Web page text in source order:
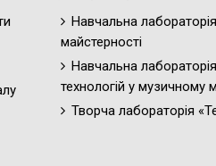
Навчальна
майстерності
Навчальна
технологій у музичному
Творча лабораторія